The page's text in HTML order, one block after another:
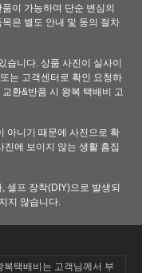
이 가능하며 단순 변심의
은 별도 안내 및 동의 절차
습니다. 상품 사진이 실사이
는 고객센터로 확인 요청하
환&반품 시 왕복 택배비 고
아니기 때문에 사진으로 확
에 보이지 않는 생활 흠집
셀프 장착(DIY)으로 발생되
지 않습니다.
택배비는 고객님께서 부